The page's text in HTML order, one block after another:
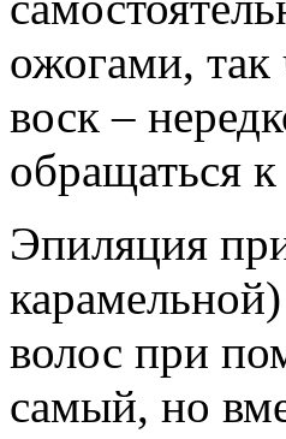
ожогами, так
воск –
обращаться
Эпиляция
волос при
самый, но